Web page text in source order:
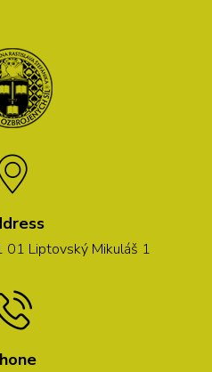
01 Liptovský Mikuláš 1